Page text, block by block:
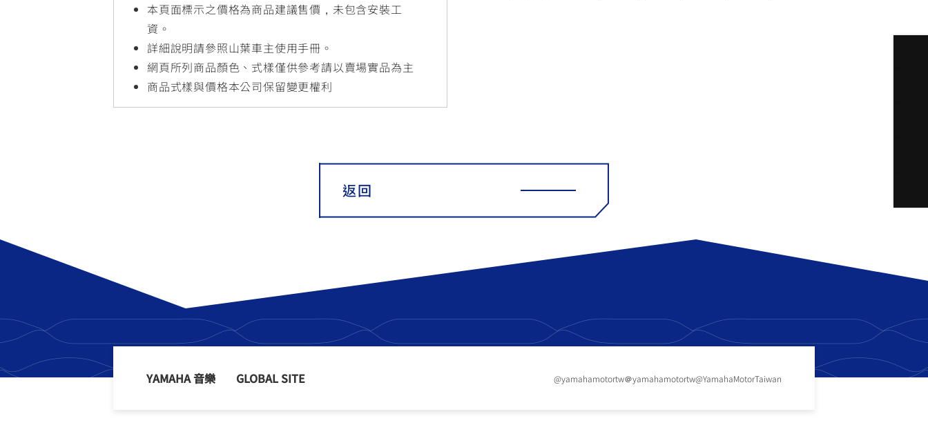
本頁面標示之價格為商品建議售價，未包含安裝工
資。
詳細說明請參照山葉車主使用手冊。
網頁所列商品顏色、式樣僅供參考請以賣場實品為主
商品式樣與價格本公司保留變更權利
返回
YAMAHA 音樂 GLOBAL SITE @yamahamotortw＠yamahamotortw@YamahaMotorTaiwan